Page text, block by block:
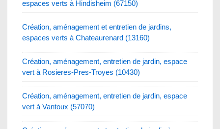
espaces verts à Hindisheim (67150)
Création, aménagement et entretien de jardins,
espaces verts à Chateaurenard (13160)
Création, aménagement, entretien de jardin, espace
vert à Rosieres-Pres-Troyes (10430)
Création, aménagement, entretien de jardin, espace
vert à Vantoux (57070)